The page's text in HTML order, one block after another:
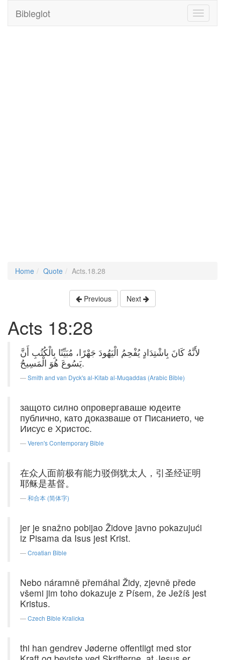
Toggle
Bibleglot
Home Quote Acts.18.28
Previous Next
Acts 18:28
لأَنَّهُ كَانَ بِاشْتِدَادٍ يُفْحِمُ الْيَهُودَ جَهْرًا، مُبَيِّنًا بِالْكُتُبِ أَنَّ
يَسُوعَ هُوَ الْمَسِيحُ.
Smith and van Dyck's al-Kitab al-Muqaddas (Arabic Bible)
защото силно опровергаваше юдеите
публично, като доказваше от Писанието, че
Иисус е Христос.
Veren's Contemporary Bible
在众人面前极有能力驳倒犹太人，引圣经证明
耶稣是基督。
和合本 (简体字)
jer je snažno pobijao Židove javno pokazujući
iz Pisama da Isus jest Krist.
Croatian Bible
Nebo náramně přemáhal Židy, zjevně přede
všemi jim toho dokazuje z Písem, že Ježíš jest
Kristus.
Czech Bible Kralicka
thi han gendrev Jøderne offentligt med stor